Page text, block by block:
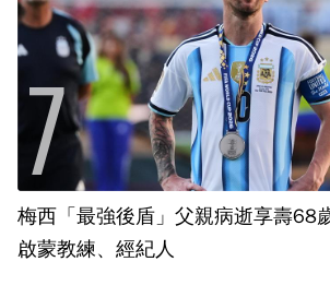
梅西「最強後盾」父親病逝享壽68
啟蒙教練、經紀人